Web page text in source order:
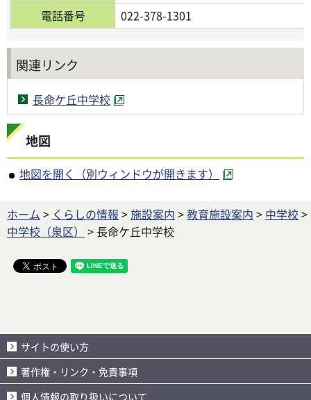
電話番号
022-378-1301
関連リンク
長命ケ丘中学校
地図
地図を開く（別ウィンドウが開きます）
ホーム > くらしの情報 >施設案内 >教育施設案内 > 中学校>
中学校（泉区）
> 長命ケ丘中学校
サイトの使い方
著作権・リンク・免責事項
個人情報の取り扱いについて